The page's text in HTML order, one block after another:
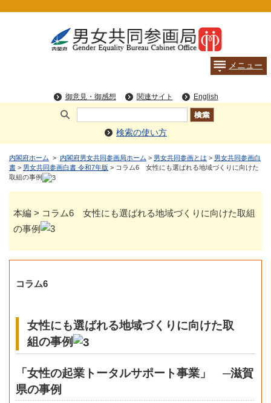
検索の使い方
内閣府ホーム > 内閣府男女共同参画局ホーム > 男女共同参画とは > 男女共同参画白
書 > 男女共同参画白書 令和7年版 > コラム6 女性にも選ばれる地域づくりに向けた
取組の事例
本編 > コラム6 女性にも選ばれる地域づくりに向けた取組
の事例
コラム6
女性にも選ばれる地域づくりに向けた取
組の事例
「女性の起業トータルサポート事業」 ─滋賀
県の事例